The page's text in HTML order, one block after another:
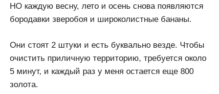
НО каждую весну, лето и осень снова появляются
бородавки зверобоя и широколистные бананы.
Они стоят 2 штуки и есть буквально везде. Чтобы
очистить приличную территорию, требуется около
5 минут, и каждый раз у меня остается еще 800
золота.